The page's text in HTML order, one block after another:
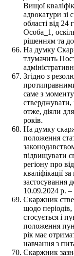
Вищої
адвокатури
області від 24
Особа_1,
рішенням та
На думку
тлумачить
Згідно з
саме з
отже, діяли
років.
На думку
положення
підвищувати
регіону про
кваліфікації
застосування
10.09.2024 р.
Скаржник
щодо
стосується і
положення
рік має
навчання з
Скаржник